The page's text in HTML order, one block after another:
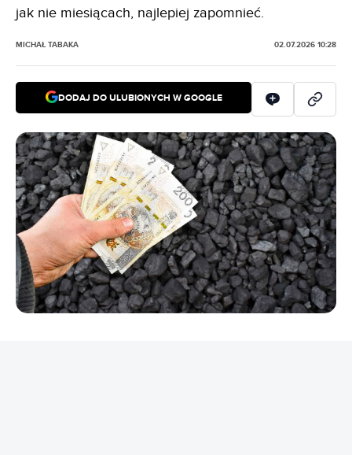
jak nie miesiącach, najlepiej zapomnieć.
MICHAŁ TABAKA 02.07.2026 10:28
DODAJ DO ULUBIONYCH W GOOGLE